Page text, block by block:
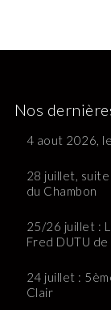
Nos
4 aout 2026,
28 juillet,
du Chambon
25/26 juillet :
Fred DUTU de
24 juillet :
Clair